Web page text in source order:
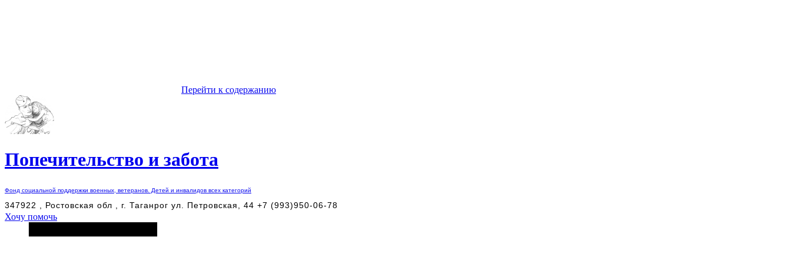
Перейти к содержанию
Попечительство и забота
Фонд социальной поддержки военных, ветеранов. Детей и инвалидов всех категорий
347922 , Ростовская обл , г. Таганрог ул. Петровская, 44 +7 (993)950-06-78
Хочу помочь